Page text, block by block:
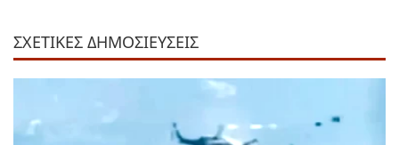
ΣΧΕΤΙΚΕΣ ΔΗΜΟΣΙΕΥΣΕΙΣ